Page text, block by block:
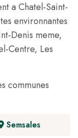
a Chatel-Saint-
environnantes
Denis meme,
Centre, Les
communes
Semsales